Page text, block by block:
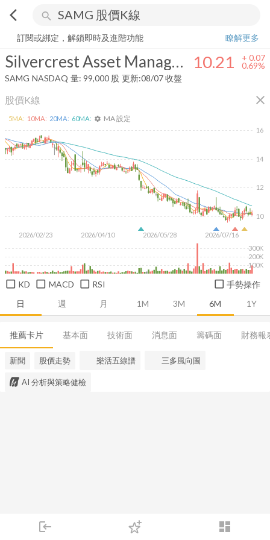
arrow_back_ios search
login dashboard
下單
Silvercrest Asset Management Group Inc.
訂閱或綁定，解鎖即時及進階功能
瞭解更多
Silvercrest Asset Management Group Inc. 10.21 + 0.07
0.69%
SAMG NASDAQ 量: 99,000 股 更新:08/07 收盤
股價K線 close
日 週 月 1M 3M 6M 1Y
2026/02/23 2026/04/10 2026/05/28 2026/07/16
10
12
14
16
100K
200K
300K
5MA: 10MA: 20MA: 60MA: settings MA 設定
KD MACD RSI 手勢操作
推薦卡片 基本面 技術面 消息面 籌碼面 財務報
新聞 股價走勢 樂活五線譜 三多風向圖
AI 分析與策略健檢